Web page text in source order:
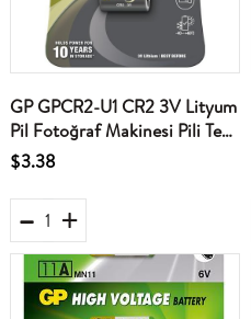
GP GPCR2-U1 CR2 3V Lityum
Pil Fotoğraf Makinesi Pili Tekli
Paket
$3.38